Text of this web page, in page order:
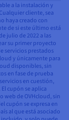
a la instalación y
cliente, sea
haya creado con
de si este último está
julio de 2022 a las
su primer proyecto
servicios prestados
y únicamente para
disponibles, sin
en fase de prueba
en cuestión,
cupón se aplica
web de OVHcloud, sin
cupón se expresa en
al que está asociado